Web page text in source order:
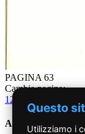
PAGINA 63
Cambia pagina:
12
Anni '90
Questo
Utilizziamo i